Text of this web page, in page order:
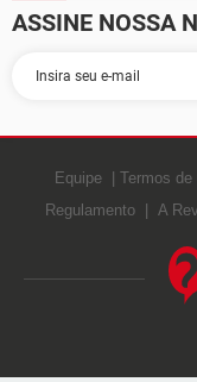
ASSINE NOSSA
Equipe Termos de
Regulamento
A